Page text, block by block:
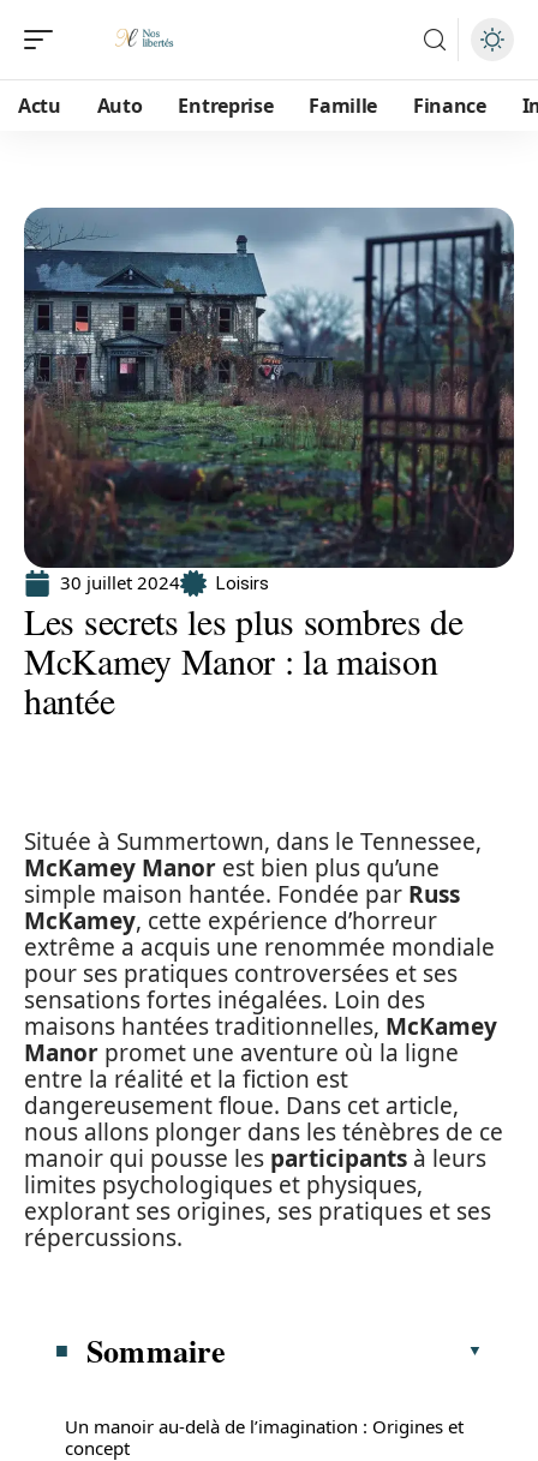
Actu Auto Entreprise Famille Finance
30 juillet 2024 Loisirs
Les secrets les plus sombres de
McKamey Manor : la maison
hantée
Située à Summertown, dans le Tennessee,
McKamey Manor est bien plus qu’une
simple maison hantée. Fondée par Russ
McKamey, cette expérience d’horreur
extrême a acquis une renommée mondiale
pour ses pratiques controversées et ses
sensations fortes inégalées. Loin des
maisons hantées traditionnelles, McKamey
Manor promet une aventure où la ligne
entre la réalité et la fiction est
dangereusement floue. Dans cet article,
nous allons plonger dans les ténèbres de ce
manoir qui pousse les participants à leurs
limites psychologiques et physiques,
explorant ses origines, ses pratiques et ses
répercussions.
Sommaire
Un manoir au-delà de l’imagination : Origines et
concept